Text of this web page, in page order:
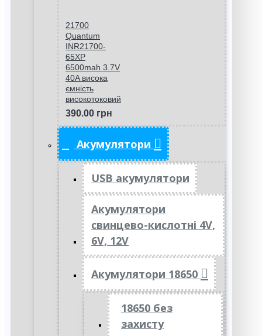
21700
Quantum
INR21700-
65XP
6500mah 3.7V
40A висока
ємність
високотоковий
390.00 грн
Акумулятори
USB акумулятори
Акумулятори
свинцево-кислотні 4V,
6V, 12V
Акумулятори 18650
18650 без
захисту